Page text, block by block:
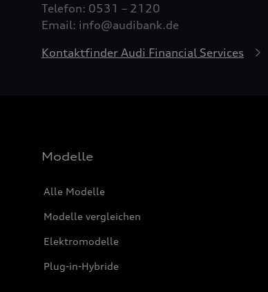
Telefon: 0531 – 2120
Email: info@audibank.de
Kontaktfinder Audi Financial Services
Modelle
Alle Modelle
Modelle vergleichen
Elektromodelle
Plug-in-Hybride